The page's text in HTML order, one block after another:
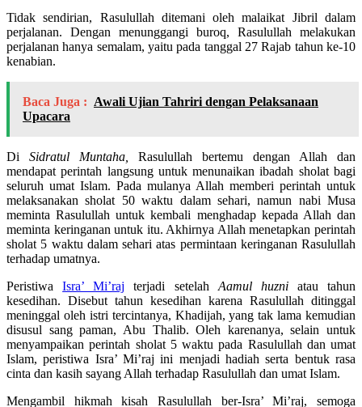
Tidak sendirian, Rasulullah ditemani oleh malaikat Jibril dalam
perjalanan. Dengan menunggangi buroq, Rasulullah melakukan
perjalanan hanya semalam, yaitu pada tanggal 27 Rajab tahun ke-10
kenabian.
Baca Juga : Awali Ujian Tahriri dengan Pelaksanaan
Upacara
Di Sidratul Muntaha, Rasulullah bertemu dengan Allah dan
mendapat perintah langsung untuk menunaikan ibadah sholat bagi
seluruh umat Islam. Pada mulanya Allah memberi perintah untuk
melaksanakan sholat 50 waktu dalam sehari, namun nabi Musa
meminta Rasulullah untuk kembali menghadap kepada Allah dan
meminta keringanan untuk itu. Akhirnya Allah menetapkan perintah
sholat 5 waktu dalam sehari atas permintaan keringanan Rasulullah
terhadap umatnya.
PeristiwaIsra’ Mi’raj terjadi setelah Aamul huzni atau tahun
kesedihan. Disebut tahun kesedihan karena Rasulullah ditinggal
meninggal oleh istri tercintanya, Khadijah, yang tak lama kemudian
disusul sang paman, Abu Thalib. Oleh karenanya, selain untuk
menyampaikan perintah sholat 5 waktu pada Rasulullah dan umat
Islam, peristiwa Isra’ Mi’raj ini menjadi hadiah serta bentuk rasa
cinta dan kasih sayang Allah terhadap Rasulullah dan umat Islam.
Mengambil hikmah kisah Rasulullah ber-Isra’ Mi’raj, semoga